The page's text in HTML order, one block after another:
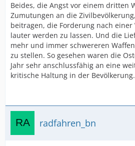
Beides, die Angst vor einem dritten
Zumutungen an die
beitragen, die Forderung nach
lauter werden zu lassen. Und die
mehr und immer schwereren
zu stellen. So gesehen waren die
Jahr sehr anschlussfähig an eine
kritische Haltung in der Bevölkerung.
radfahren_bn